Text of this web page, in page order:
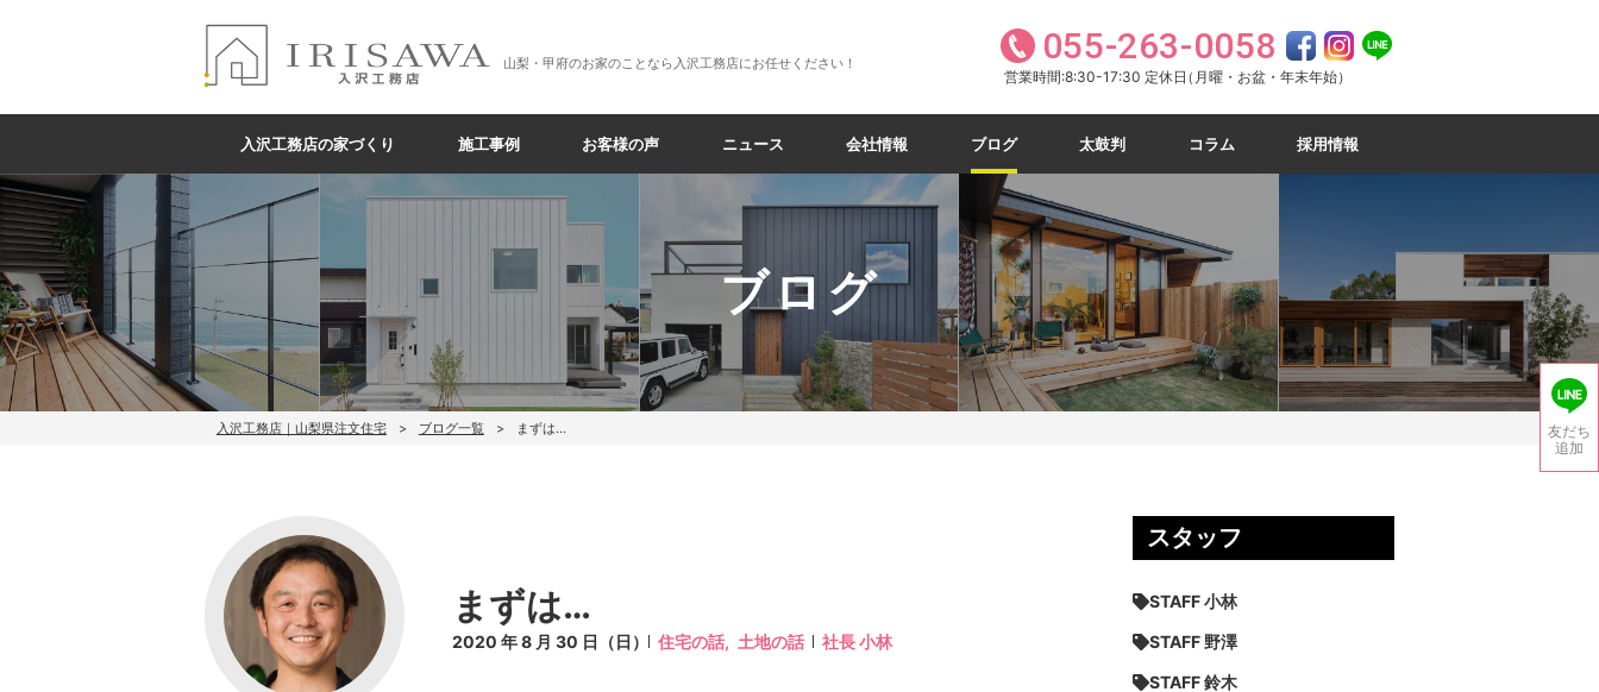
山梨・甲府のお家のことなら入沢工務店にお任せください！ 055-263-0058
営業時間:8:30-17:30 定休日（月曜・お盆・年末年始）
入沢工務店の家づくり 施工事例 お客様の声 ニュース 会社情報 ブログ 太鼓判 コラム 採用情報
ブログ
入沢工務店｜山梨県注文住宅 ブログ一覧 まずは…
まずは…
2020 年 8 月 30 日（日） 住宅の話, 土地の話 社長 小林
スタッフ
STAFF 小林
STAFF 野澤
STAFF 鈴木
友だち
追加